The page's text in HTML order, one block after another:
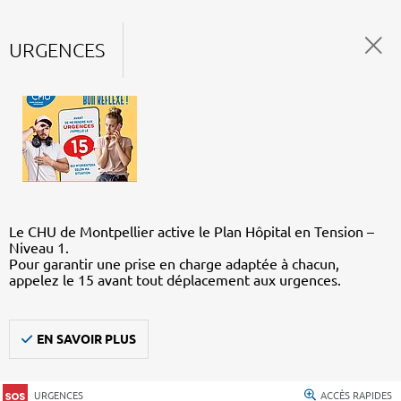
URGENCES
Le CHU de Montpellier active le Plan Hôpital en Tension –
Niveau 1.
Pour garantir une prise en charge adaptée à chacun,
appelez le 15 avant tout déplacement aux urgences.
EN SAVOIR PLUS
URGENCES ACCÈS RAPIDES